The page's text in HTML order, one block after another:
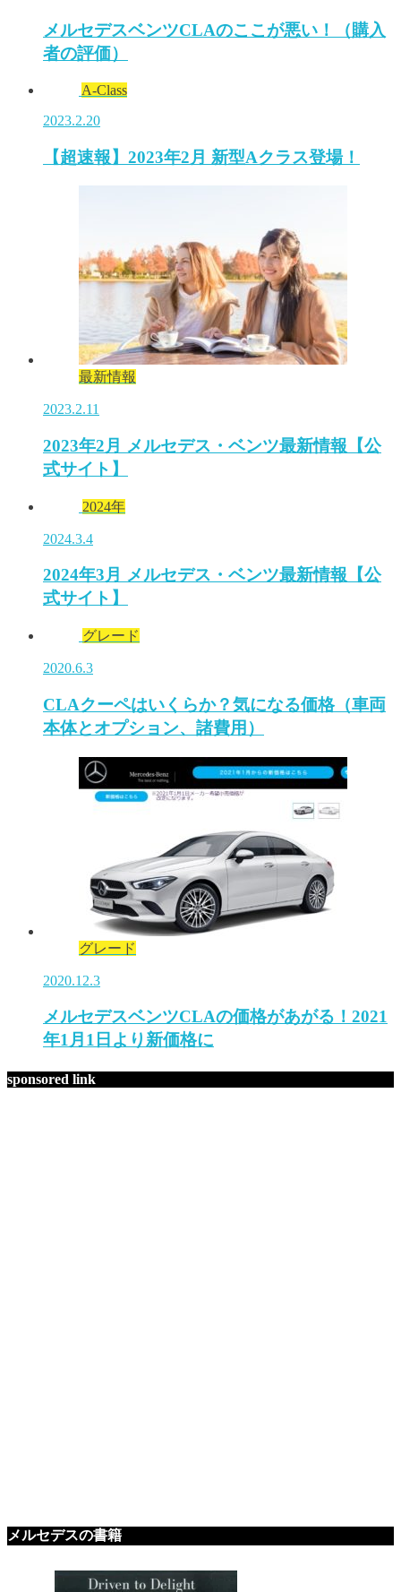
メルセデスベンツCLAのここが悪い！（購入
者の評価）
A-Class
2023.2.20
【超速報】2023年2月 新型Aクラス登場！
最新情報
2023.2.11
2023年2月 メルセデス・ベンツ最新情報【公
式サイト】
2024年
2024.3.4
2024年3月 メルセデス・ベンツ最新情報【公
式サイト】
グレード
2020.6.3
CLAクーペはいくらか？気になる価格（車両
本体とオプション、諸費用）
グレード
2020.12.3
メルセデスベンツCLAの価格があがる！2021
年1月1日より新価格に
sponsored link
メルセデスの書籍